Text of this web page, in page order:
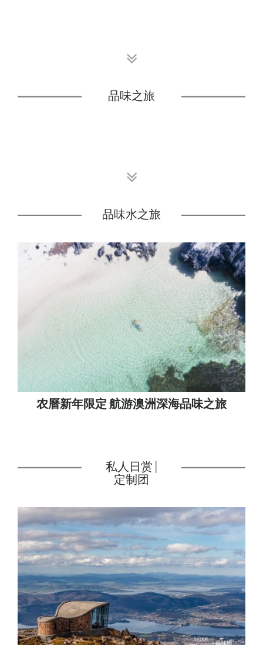
品味之旅
品味水之旅
农曆新年限定 航游澳洲深海品味之旅
私人日赏 |
定制团